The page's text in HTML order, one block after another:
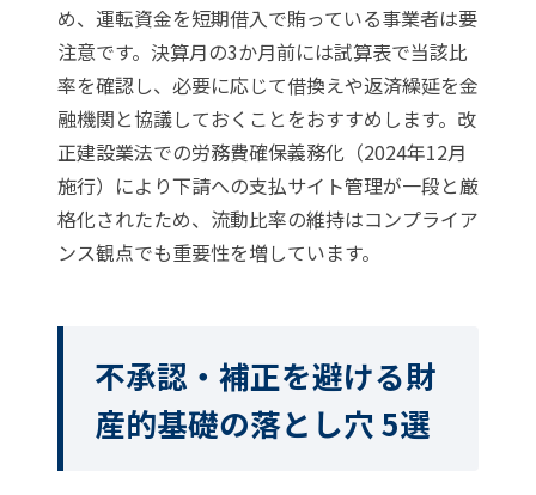
め、運転資金を短期借入で賄っている事業者は要
注意です。決算月の3か月前には試算表で当該比
率を確認し、必要に応じて借換えや返済繰延を金
融機関と協議しておくことをおすすめします。改
正建設業法での労務費確保義務化（2024年12月
施行）により下請への支払サイト管理が一段と厳
格化されたため、流動比率の維持はコンプライア
ンス観点でも重要性を増しています。
不承認・補正を避ける財
産的基礎の落とし穴 5選